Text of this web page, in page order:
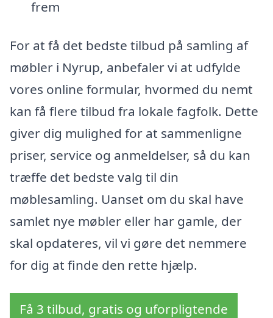
frem
For at få det bedste tilbud på samling af
møbler i Nyrup, anbefaler vi at udfylde
vores online formular, hvormed du nemt
kan få flere tilbud fra lokale fagfolk. Dette
giver dig mulighed for at sammenligne
priser, service og anmeldelser, så du kan
træffe det bedste valg til din
møblesamling. Uanset om du skal have
samlet nye møbler eller har gamle, der
skal opdateres, vil vi gøre det nemmere
for dig at finde den rette hjælp.
Få 3 tilbud, gratis og uforpligtende